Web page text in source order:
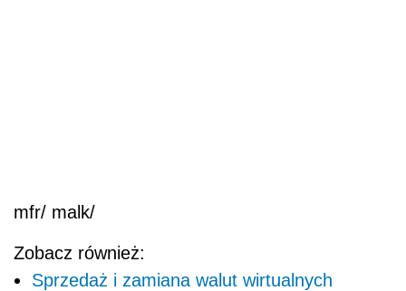
mfr/ malk/
Zobacz również:
Sprzedaż i zamiana walut wirtualnych